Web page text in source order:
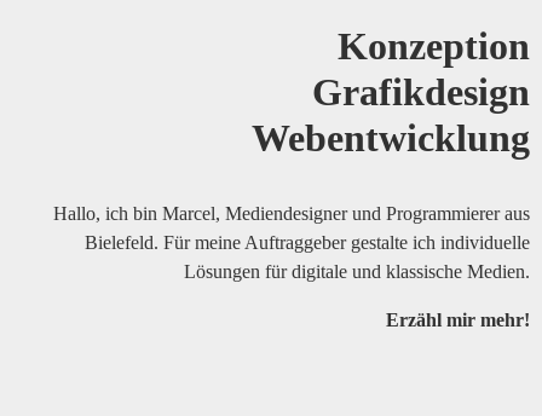
Konzeption
Grafikdesign
Webentwicklung
Hallo, ich bin Marcel, Mediendesigner und Programmierer aus
Bielefeld. Für meine Auftraggeber gestalte ich individuelle
Lösungen für digitale und klassische Medien.
Erzähl mir mehr!